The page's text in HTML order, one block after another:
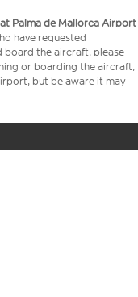
Palma de Mallorca Airport
have requested
board the aircraft, please
or boarding the aircraft,
but be aware it may